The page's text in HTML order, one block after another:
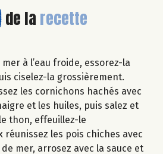
de la recette
à l’eau froide, essorez-la
ciselez-la grossièrement.
les cornichons hachés avec
et les huiles, puis salez et
thon, effeuillez-le
réunissez les pois chiches avec
mer, arrosez avec la sauce et